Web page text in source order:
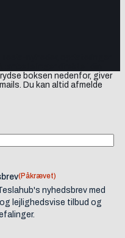
boksen nedenfor, giver
Du kan altid afmelde
(Påkrævet)
nyhedsbrev med
lejlighedsvise tilbud og